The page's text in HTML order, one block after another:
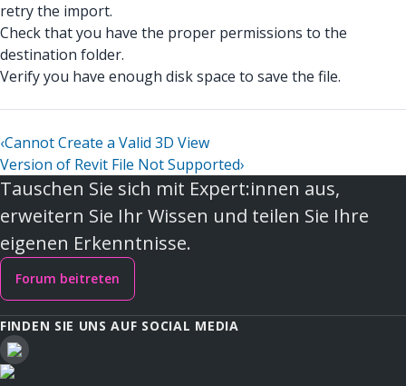
retry the import.
Check that you have the proper permissions to the
destination folder.
Verify you have enough disk space to save the file.
‹Cannot Create a Valid 3D View
Version of Revit File Not Supported›
Tauschen Sie sich mit Expert:innen aus,
erweitern Sie Ihr Wissen und teilen Sie Ihre
eigenen Erkenntnisse.
Forum beitreten
FINDEN SIE UNS AUF SOCIAL MEDIA